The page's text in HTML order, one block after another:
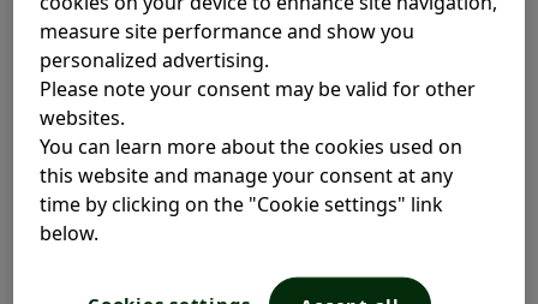
Telfast®dapat meredakan berbagai gejala-gejala
alergi rinitis:
Bersin
Pilek
Alergi
Tenggorokan gatal
Mata merah, gatal, dan berair
Baik Anda terkena alergi debu maupun alergi
measure site performance and show you
personalized advertising.
Please note your consent may be valid for other
websites.
You can learn more about the cookies used on
this website and manage your consent at any
time by clicking on the "Cookie settings" link
below.